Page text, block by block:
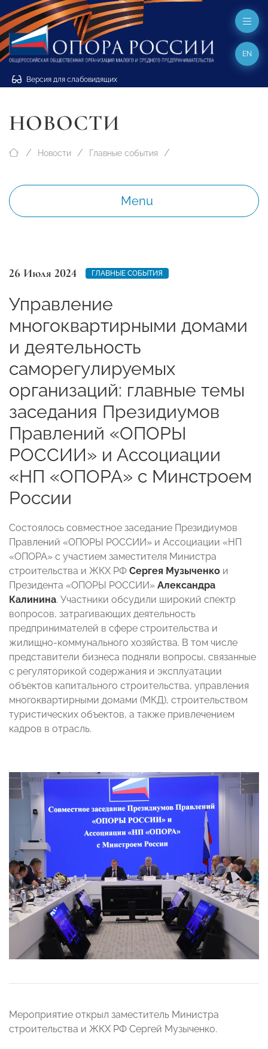
Версия для слабовидящих
EN
НОВОСТИ
Новости Главные события
Menu
26 Июля 2024 ГЛАВНЫЕ СОБЫТИЯ
Управление
многоквартирными домами
и деятельность
саморегулируемых
организаций: главные темы
заседания Президиумов
Правлений «ОПОРЫ
РОССИИ» и Ассоциации
«НП «ОПОРА» с Минстроем
России
Состоялось совместное заседание Президиумов
Правлений «ОПОРЫ РОССИИ» и Ассоциации «НП
«ОПОРА» с участием заместителя Министра
строительства и ЖКХ РФ Сергея Музыченко и
Президента «ОПОРЫ РОССИИ» Александра
Калинина. Участники обсудили широкий спектр
вопросов, затрагивающих деятельность
предпринимателей в сфере строительства и
жилищно-коммунального хозяйства. В том числе
представители бизнеса подняли вопросы, связанные
с регуляторикой содержания и эксплуатации
объектов капитального строительства, управления
многоквартирными домами (МКД), строительством
туристических объектов, а также привлечением
кадров в отрасль.
Мероприятие открыл заместитель Министра
строительства и ЖКХ РФ Сергей Музыченко.